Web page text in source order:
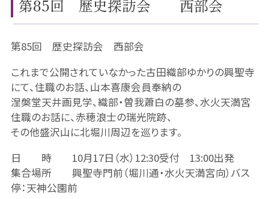
第85回 歴史探訪会 西部会
第85回 歴史探訪会 西部会
これまで公開されていなかった古田織部ゆかりの興聖寺
にて、住職のお話、山本喜康会員奉納の
涅槃堂天井画見学、織部・曽我蕭白の墓参、水火天満宮
住職のお話に、赤穂浪士の瑞光院跡、
その他盛沢山に北堀川周辺を巡ります。
日 時 10月17日（水）12:30受付 13:00出発
集合場所 興聖寺門前（堀川通・水火天満宮向）バス
停：天神公園前